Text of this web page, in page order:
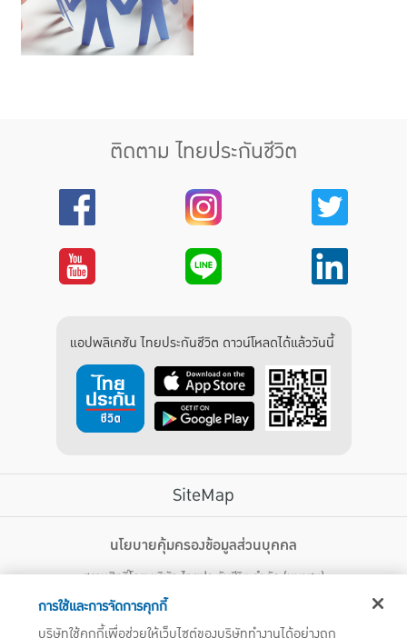
ติดตาม ไทยประกันชีวิต
แอปพลิเคชัน ไทยประกันชีวิต ดาวน์โหลดได้แล้ววันนี้
SiteMap
ไทยประกันชีวิต HEALTH CARE SOLUTIONS
สิทธิพิเศษ
แอปพลิเคชัน ไทยประกันชีวิต
นโยบายคุ้มครองข้อมูลส่วนบุคคล
สงวนสิทธิ์โดย บริษัท ไทยประกันชีวิต จำกัด (มหาชน)
123 ถนน รัชดาภิเษก แขวงดินแดง เขตดินแดง กรุงเทพฯ 10400 โทรศัพท์ 02-
การใช้และการจัดการคุกกี้
บริษัทใช้คุกกี้เพื่อช่วยให้เว็บไซต์ของบริษัททำงานได้อย่างถูก